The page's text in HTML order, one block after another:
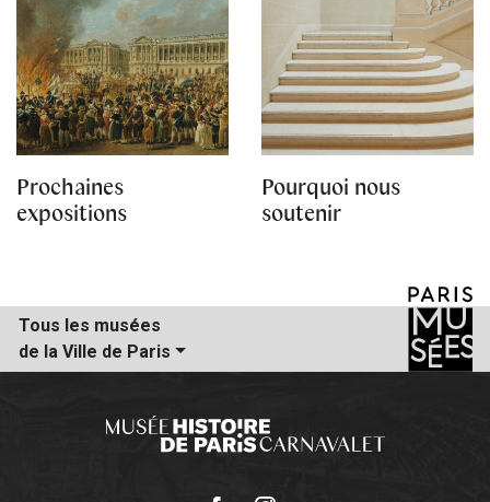
Prochaines
expositions
Pourquoi nous
soutenir
Tous les musées
de la Ville de Paris